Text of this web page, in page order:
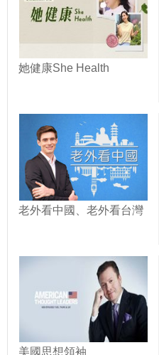
她健康She Health
老外看中國、老外看台灣
美國思想領袖